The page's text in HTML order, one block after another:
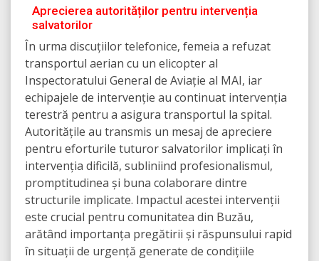
Aprecierea autorităților pentru intervenția
salvatorilor
În urma discuțiilor telefonice, femeia a refuzat
transportul aerian cu un elicopter al
Inspectoratului General de Aviație al MAI, iar
echipajele de intervenție au continuat intervenția
terestră pentru a asigura transportul la spital.
Autoritățile au transmis un mesaj de apreciere
pentru eforturile tuturor salvatorilor implicați în
intervenția dificilă, subliniind profesionalismul,
promptitudinea și buna colaborare dintre
structurile implicate. Impactul acestei intervenții
este crucial pentru comunitatea din Buzău,
arătând importanța pregătirii și răspunsului rapid
în situații de urgență generate de condițiile